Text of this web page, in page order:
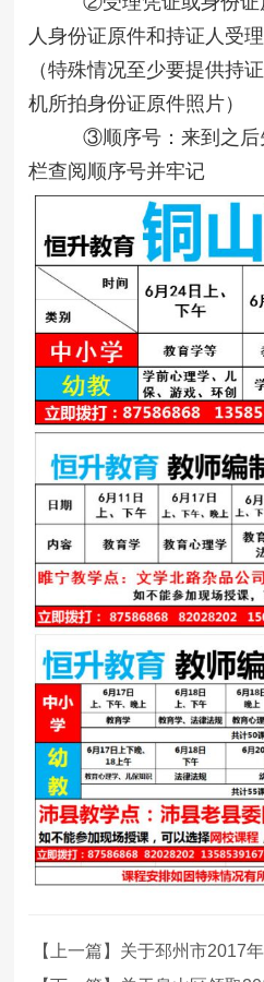
人身份证原件和持证人受
（特殊情况至少要提供持
机所拍身份证原件照片）
③顺序号：来到之后先
栏查阅顺序号并牢记
【上一篇】关于邳州市2017